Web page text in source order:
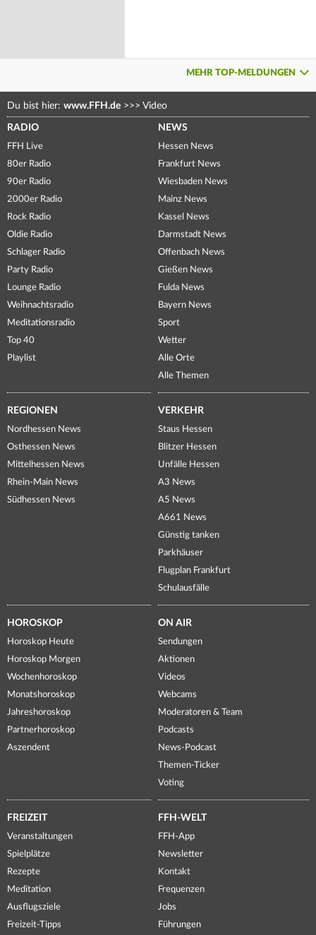
MEHR TOP-MELDUNGEN
Du bist hier: www.FFH.de >>> Video
RADIO
FFH Live
80er Radio
90er Radio
2000er Radio
Rock Radio
Oldie Radio
Schlager Radio
Party Radio
Lounge Radio
Weihnachtsradio
Meditationsradio
Top 40
Playlist
NEWS
Hessen News
Frankfurt News
Wiesbaden News
Mainz News
Kassel News
Darmstadt News
Offenbach News
Gießen News
Fulda News
Bayern News
Sport
Wetter
Alle Orte
Alle Themen
REGIONEN
Nordhessen News
Osthessen News
Mittelhessen News
Rhein-Main News
Südhessen News
VERKEHR
Staus Hessen
Blitzer Hessen
Unfälle Hessen
A3 News
A5 News
A661 News
Günstig tanken
Parkhäuser
Flugplan Frankfurt
Schulausfälle
HOROSKOP
Horoskop Heute
Horoskop Morgen
Wochenhoroskop
Monatshoroskop
Jahreshoroskop
Partnerhoroskop
Aszendent
ON AIR
Sendungen
Aktionen
Videos
Webcams
Moderatoren & Team
Podcasts
News-Podcast
Themen-Ticker
Voting
FREIZEIT
Veranstaltungen
Spielplätze
Rezepte
Meditation
Ausflugsziele
Freizeit-Tipps
FFH-WELT
FFH-App
Newsletter
Kontakt
Frequenzen
Jobs
Führungen